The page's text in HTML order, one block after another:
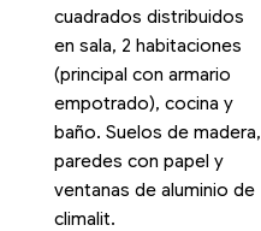
cuadrados distribuidos
en sala, 2 habitaciones
(principal con armario
empotrado), cocina y
baño. Suelos de madera,
paredes con papel y
ventanas de aluminio de
climalit.